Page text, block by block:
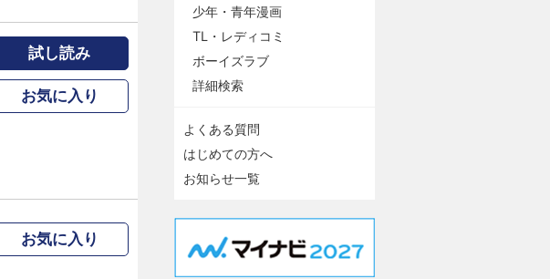
試し読み
お気に入り
お気に入り
少年・青年漫画
TL・レディコミ
ボーイズラブ
詳細検索
よくある質問
はじめての方へ
お知らせ一覧